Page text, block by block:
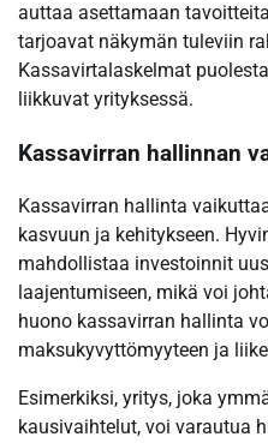
auttaa asettamaan
tarjoavat näkymän tuleviin
Kassavirtalaskelmat
liikkuvat yrityksessä.
Kassavirran hallinnan
Kassavirran hallinta
kasvuun ja kehitykseen.
mahdollistaa investoinnit
laajentumiseen, mikä voi
huono kassavirran hallinta
maksukyvyttömyyteen ja
Esimerkiksi, yritys, joka
kausivaihtelut, voi varautua